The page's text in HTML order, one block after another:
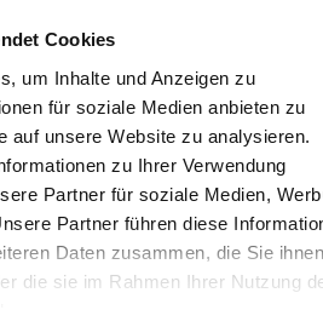
Cookies
um Inhalte und Anzeigen zu
für soziale Medien anbieten zu
auf unsere Website zu analysieren.
zu Ihrer Verwendung
Partner für soziale Medien,
Partner führen diese
Daten zusammen, die Sie ihnen
die sie im Rahmen Ihrer Nutzung
nach
Adventskalender
„Melin“ | dunkelgrün